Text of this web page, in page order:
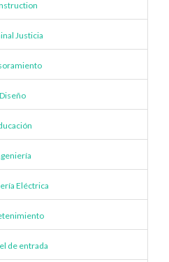
Justicia
Diseño
Eléctrica
de entrada